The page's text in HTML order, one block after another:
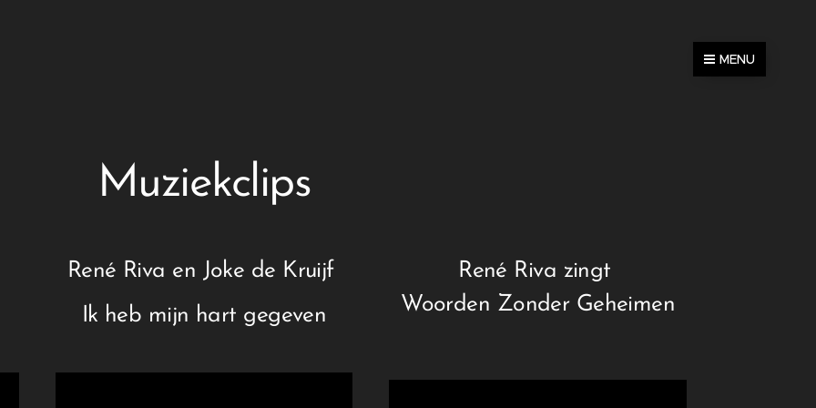
MENU
Muziekclips
René Riva en Joke de Kruijf
Ik heb mijn hart gegeven
René Riva zingt
Woorden Zonder Geheimen